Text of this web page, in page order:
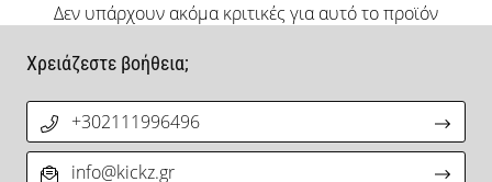
στο
Είσαι
λάτρης
του
μπάσκετ
όπως
Δεν υπάρχουν ακόμα κριτικές για αυτό το προϊόν
Χρειάζεστε βοήθεια;
+302111996496
info@kickz.gr